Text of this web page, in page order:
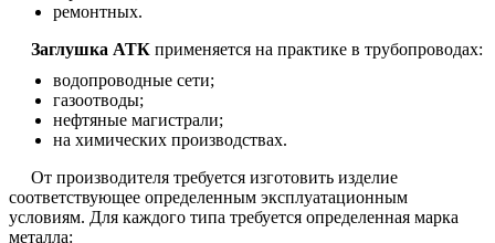
ремонтных.
Заглушка АТК применяется на практике в трубопроводах:
водопроводные сети;
газоотводы;
нефтяные магистрали;
на химических производствах.
От производителя требуется изготовить изделие
соответствующее определенным эксплуатационным
условиям. Для каждого типа требуется определенная марка
металла: